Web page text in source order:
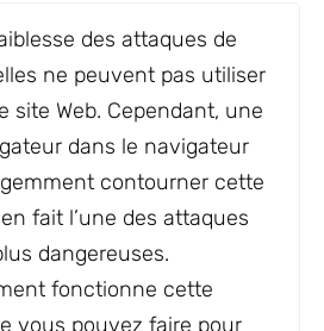
des attaques de
ne peuvent pas utiliser
site Web. Cependant, une
dans le navigateur
contourner cette
fait l’une des attaques
dangereuses.
fonctionne cette
vous pouvez faire pour